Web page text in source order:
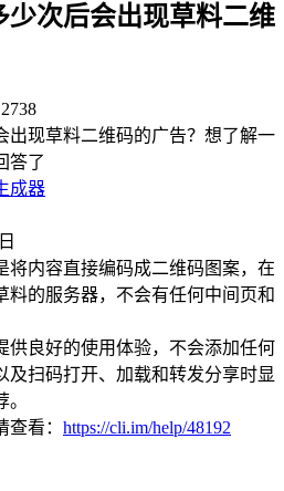
少次后会出现草料二维
2738
出现草料二维码的广告？想了解一
答了
成器
将内容直接编码成二维码图案，在
料的服务器，不会有任何中间页和
供良好的使用体验，不会添加任何
及扫码打开、加载和转发分享时显
看： https://cli.im/help/48192